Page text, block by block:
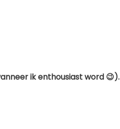
ik enthousiast word 😉).